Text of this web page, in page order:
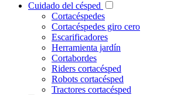
Cuidado del césped
Cortacéspedes
Cortacéspedes giro cero
Escarificadores
Herramienta jardín
Cortabordes
Riders cortacésped
Robots cortacésped
Tractores cortacésped